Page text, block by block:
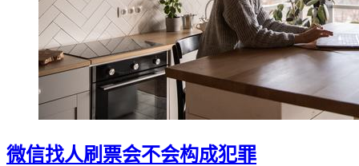
微信找人刷票会不会构成犯罪